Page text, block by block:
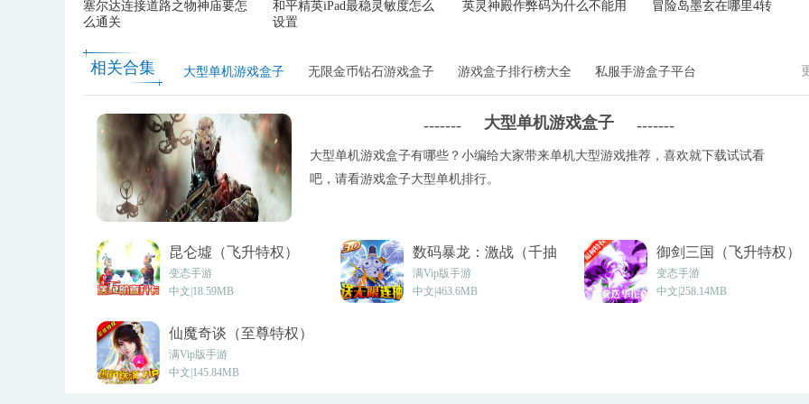
塞尔达连接道路之物神庙要怎
么通关
和平精英iPad最稳灵敏度怎么
设置
英灵神殿作弊码为什么不能用 冒险岛墨玄在哪里4转
相关合集 大型单机游戏盒子 无限金币钻石游戏盒子 游戏盒子排行榜大全 私服手游盒子平台
------- 大型单机游戏盒子 -------
大型单机游戏盒子有哪些？小编给大家带来单机大型游戏推荐，喜欢就下载试试看
吧，请看游戏盒子大型单机排行。
昆仑墟（飞升特权）
v1.0
变态手游
中文|18.59MB
数码暴龙：激战（千抽
特权）vsmsbt_1.0.0
满Vip版手游
中文|463.6MB
御剑三国（飞升特权）
v1.3.5
变态手游
中文|258.14MB
仙魔奇谈（至尊特权）
v1.10.29
满Vip版手游
中文|145.84MB